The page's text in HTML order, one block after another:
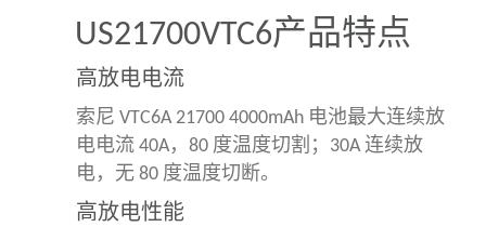
US21700VTC6产品特点
高放电电流
索尼 VTC6A 21700 4000mAh 电池最大连续放
电电流 40A，80 度温度切割； 30A 连续放
电，无 80 度温度切断。
高放电性能